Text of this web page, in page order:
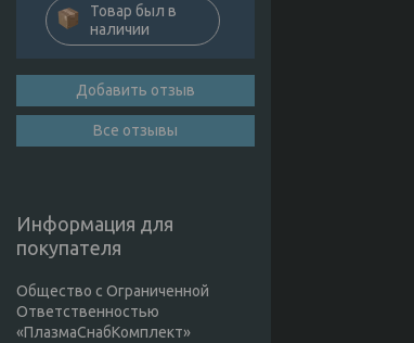
Товар был в
наличии
Добавить отзыв
Все отзывы
Информация для
покупателя
Общество с Ограниченной
Ответственностью
«ПлазмаСнабКомплект»